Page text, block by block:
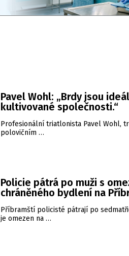
Pavel Wohl: „Brdy jsou
kultivované společnosti.“
Profesionální triatlonista Pavel Wohl,
polovičním …
Policie pátrá po muži s
chráněného bydlení na
Příbramští policisté pátrají po
je omezen na …